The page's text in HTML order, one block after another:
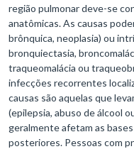
região pulmonar deve-se
anatômicas. As causas
brônquica, neoplasia) ou
bronquiectasia,
traqueomalácia ou
infecções recorrentes
causas são aquelas que
(epilepsia, abuso de álcool
geralmente afetam as
posteriores. Pessoas com